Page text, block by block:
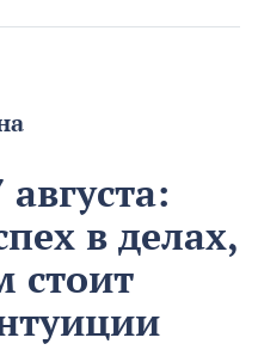
в делах,
стоит